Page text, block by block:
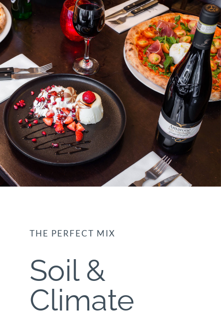
THE PERFECT MIX
Soil &
Climate